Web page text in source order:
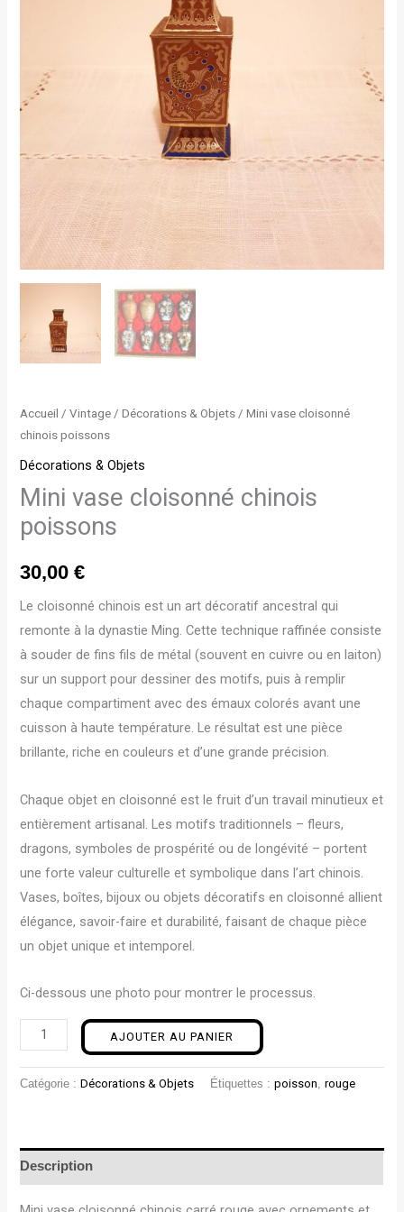
Accueil /Vintage /Décorations & Objets / Mini vase cloisonné
chinois poissons
Décorations & Objets
Mini vase cloisonné chinois
poissons
30,00€
Le cloisonné chinois est un art décoratif ancestral qui
remonte à la dynastie Ming. Cette technique raffinée consiste
à souder de fins fils de métal (souvent en cuivre ou en laiton)
sur un support pour dessiner des motifs, puis à remplir
chaque compartiment avec des émaux colorés avant une
cuisson à haute température. Le résultat est une pièce
brillante, riche en couleurs et d’une grande précision.
Chaque objet en cloisonné est le fruit d’un travail minutieux et
entièrement artisanal. Les motifs traditionnels – fleurs,
dragons, symboles de prospérité ou de longévité – portent
une forte valeur culturelle et symbolique dans l’art chinois.
Vases, boîtes, bijoux ou objets décoratifs en cloisonné allient
élégance, savoir-faire et durabilité, faisant de chaque pièce
un objet unique et intemporel.
Ci-dessous une photo pour montrer le processus.
AJOUTER AU PANIER
Catégorie :Décorations & Objets Étiquettes :poisson,rouge
Description